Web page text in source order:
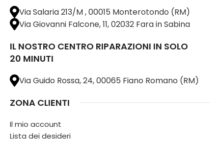
Via Salaria 213/M , 00015 Monterotondo (RM)
Via Giovanni Falcone, 11, 02032 Fara in Sabina
IL NOSTRO CENTRO RIPARAZIONI IN SOLO
20 MINUTI
Via Guido Rossa, 24, 00065 Fiano Romano (RM)
ZONA CLIENTI
Il mio account
Lista dei desideri